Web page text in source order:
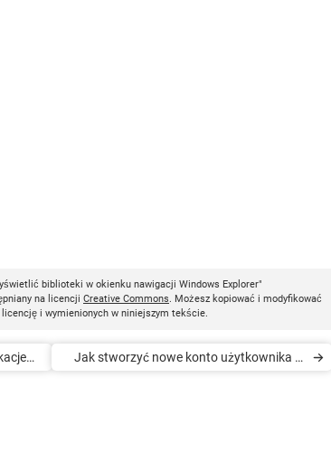
biblioteki w okienku nawigacji Windows Explorer"
na licencji Creative Commons. Możesz kopiować i modyfikować
i wymienionych w niniejszym tekście.
Jak stworzyć nowe konto użytkownika w